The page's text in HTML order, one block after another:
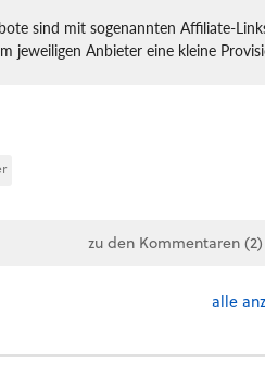
sind mit sogenannten Affiliate-
jeweiligen Anbieter eine kleine
zu den Kommentaren (2)
alle